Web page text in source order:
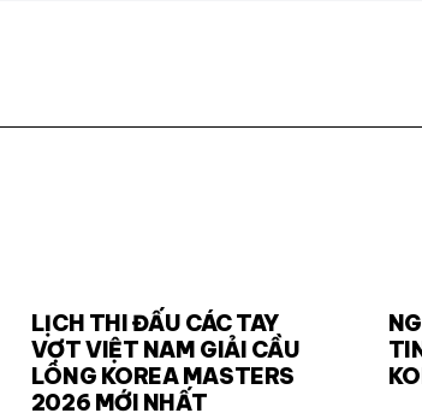
LỊCH THI ĐẤU CÁC TAY
VỢT VIỆT NAM GIẢI CẦU
LÔNG KOREA MASTERS
2026 MỚI NHẤT